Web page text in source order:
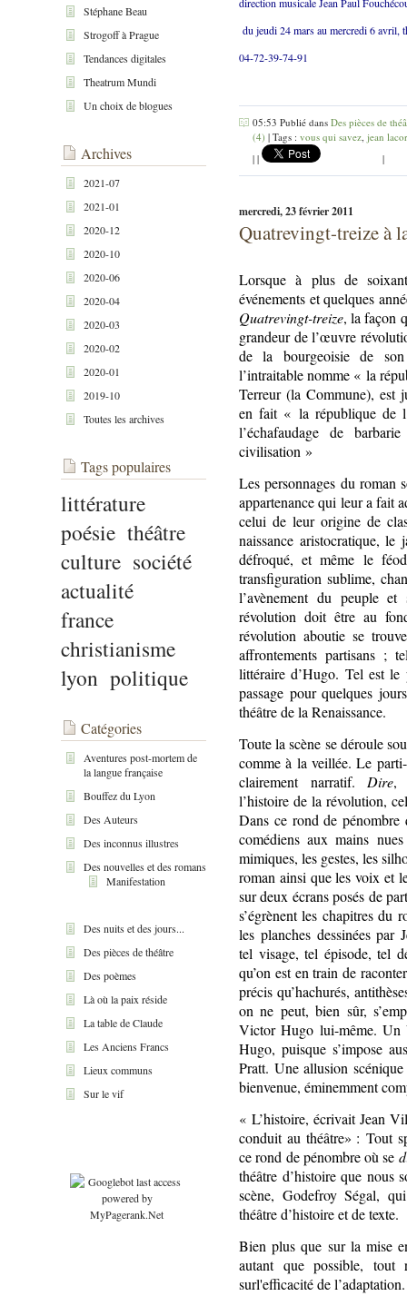
Stéphane Beau
Strogoff à Prague
Tendances digitales
Theatrum Mundi
Un choix de blogues
Archives
2021-07
2021-01
2020-12
2020-10
2020-06
2020-04
2020-03
2020-02
2020-01
2019-10
Toutes les archives
Tags populaires
littérature
poésie théâtre
culture société
actualité
france
christianisme
lyon politique
Catégories
Aventures post-mortem de
la langue française
Bouffez du Lyon
Des Auteurs
Des inconnus illustres
Des nouvelles et des romans
Manifestation
Des nuits et des jours...
Des pièces de théâtre
Des poèmes
Là où la paix réside
La table de Claude
Les Anciens Francs
Lieux communs
Sur le vif
du jeudi 24 mars au mercredi 6 avril,
04-72-39-74-91
05:53 Publié dans Des pièces de
(4) | Tags : vous qui savez jean
| | |
mercredi, 23 février 2011
Quatrevingt-treize à
Lorsque à plus de
événements et quelques
Quatrevingt-treize, la façon
grandeur de l’œuvre
de la bourgeoisie de
l’intraitable nomme « la
Terreur (la Commune), est
en fait « la république de
l’échafaudage de
civilisation »
Les personnages du roman
appartenance qui leur a fait
celui de leur origine de
naissance aristocratique,
défroqué, et même le
transfiguration sublime,
l’avènement du peuple
révolution doit être au
révolution aboutie se
affrontements partisans ;
littéraire d’Hugo. Tel est
passage pour quelques
théâtre de la Renaissance.
Toute la scène se déroule
comme à la veillée. Le
clairement narratif. Dire,
l’histoire de la révolution,
Dans ce rond de
comédiens aux mains
mimiques, les gestes, les
roman ainsi que les voix et
sur deux écrans posés de
s’égrènent les chapitres du
les planches dessinées par
tel visage, tel épisode, tel
qu’on est en train de
précis qu’hachurés,
on ne peut, bien sûr,
Victor Hugo lui-même. Un
Hugo, puisque s’impose
Pratt. Une allusion
bienvenue, éminemment
« L’histoire, écrivait Jean
conduit au théâtre» : Tout
ce rond de pénombre où se
théâtre d’histoire que nous
scène, Godefroy Ségal,
théâtre d’histoire et de texte.
Bien plus que sur la mise
autant que possible,
surl'efficacité de